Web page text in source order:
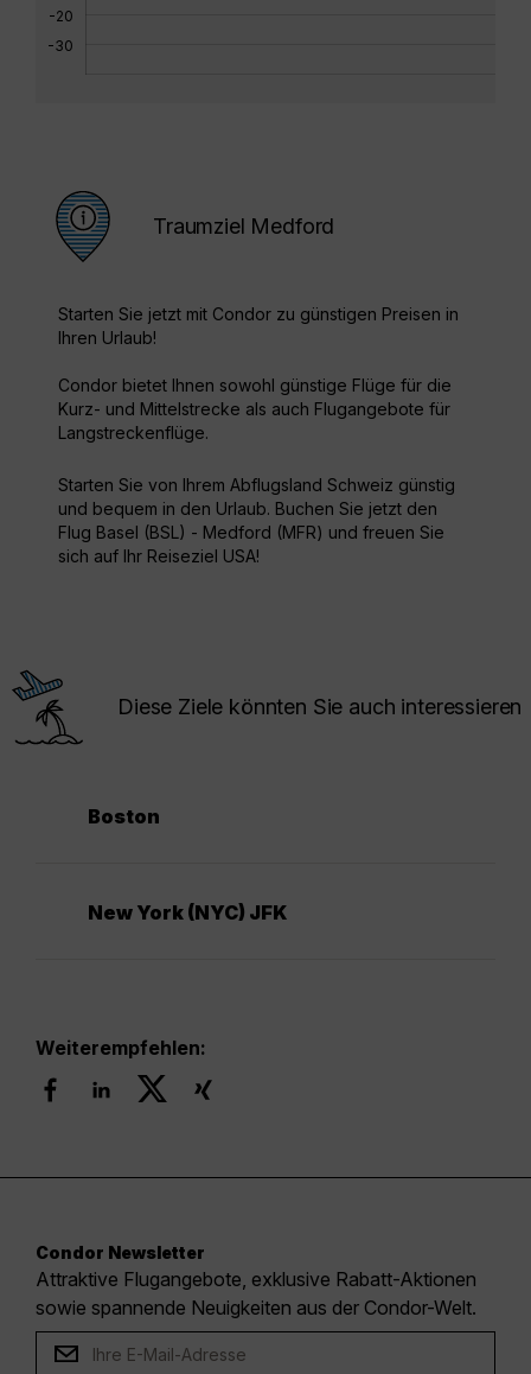
-20
-30
Traumziel Medford
Starten Sie jetzt mit Condor zu günstigen Preisen in
Ihren Urlaub!
Condor bietet Ihnen sowohl günstige Flüge für die
Kurz- und Mittelstrecke als auch Flugangebote für
Langstreckenflüge.
Starten Sie von Ihrem Abflugsland Schweiz günstig
und bequem in den Urlaub. Buchen Sie jetzt den
Flug Basel (BSL) - Medford (MFR) und freuen Sie
sich auf Ihr Reiseziel USA!
Diese Ziele könnten Sie auch interessieren
Boston
New York (NYC) JFK
Weiterempfehlen:
Condor Newsletter
Attraktive Flugangebote, exklusive Rabatt-Aktionen
sowie spannende Neuigkeiten aus der Condor-Welt.